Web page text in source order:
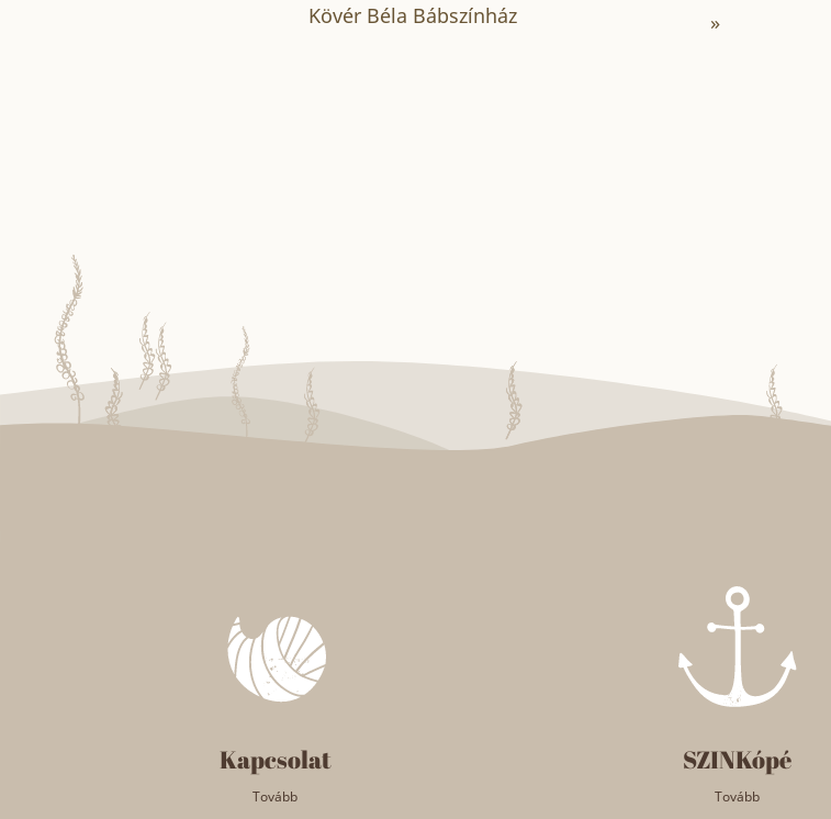
Kövér Béla Bábszínház
»
Kapcsolat
Tovább
SZINKópé
Tovább